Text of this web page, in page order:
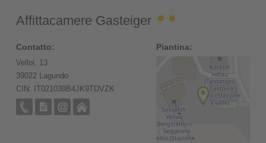
Affittacamere Gasteiger
Contatto:
Velloi, 13
39022 Lagundo
CIN: IT021038B4JK9TDVZK
Piantina: